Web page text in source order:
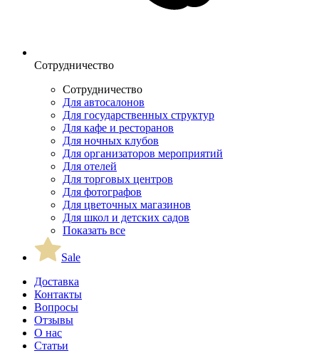
Сотрудничество
Сотрудничество
Для автосалонов
Для государственных структур
Для кафе и ресторанов
Для ночных клубов
Для организаторов мероприятий
Для отелей
Для торговых центров
Для фотографов
Для цветочных магазинов
Для школ и детских садов
Показать все
Sale
Доставка
Контакты
Вопросы
Отзывы
О нас
Статьи